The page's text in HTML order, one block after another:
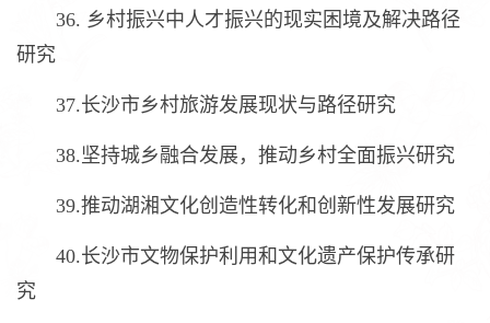
36. 乡村振兴中人才振兴的现实困境及解决路径
研究
37.长沙市乡村旅游发展现状与路径研究
38.坚持城乡融合发展，推动乡村全面振兴研究
39.推动湖湘文化创造性转化和创新性发展研究
40.长沙市文物保护利用和文化遗产保护传承研
究